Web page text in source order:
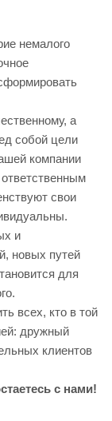
немалого
а
собой цели
компании
свои
и
новых путей
для
всех, кто в той
дружный
клиентов
с нами!